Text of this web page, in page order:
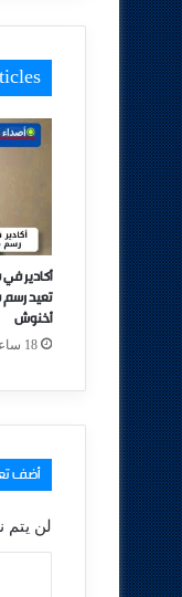
أكادير
تعيد
أخنوش
18 ساعة ago
أضف
لن يتم